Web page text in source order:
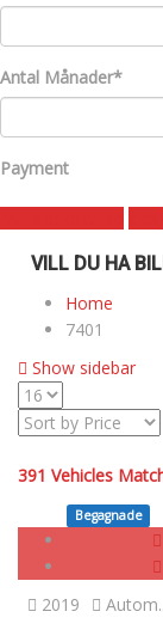
Antal Månader*
Payment
VILL DU HA
Home
7401
Show sidebar
391 Vehicles
Begagnade
2019